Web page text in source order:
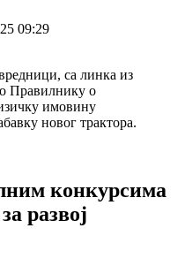
09:29
са линка из
Правилнику о
имовину
новог трактора.
конкурсима
развој